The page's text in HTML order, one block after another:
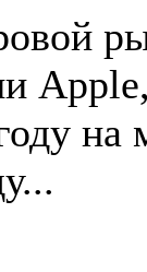
на